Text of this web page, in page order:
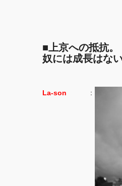
■上京への抵抗
奴には成長はない
La-son ：